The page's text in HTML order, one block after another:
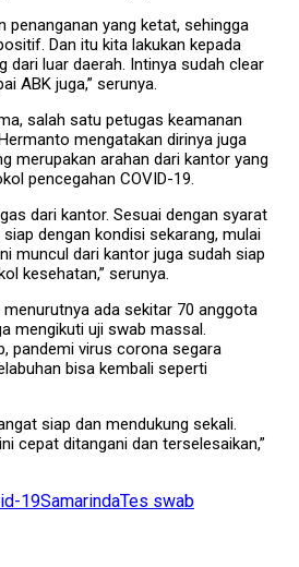
penanganan yang ketat, sehingga
Dan itu kita lakukan kepada
dari luar daerah. Intinya sudah clear
ABK juga,” serunya.
salah satu petugas keamanan
mengatakan dirinya juga
merupakan arahan dari kantor yang
pencegahan COVID-19.
dari kantor. Sesuai dengan syarat
dengan kondisi sekarang, mulai
muncul dari kantor juga sudah siap
kesehatan,” serunya.
ada sekitar 70 anggota
mengikuti uji swab massal.
pandemi virus corona segara
bisa kembali seperti
siap dan mendukung sekali.
cepat ditangani dan terselesaikan,”
19SamarindaTes swab